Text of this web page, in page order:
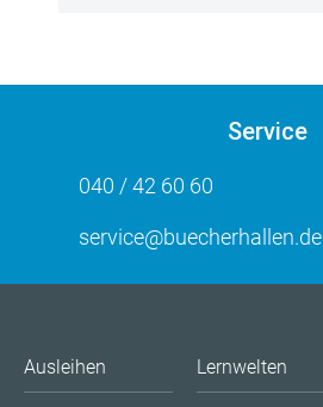
Service
040 / 42 60 60
service@buecherhallen.de
Ausleihen Lernwelten